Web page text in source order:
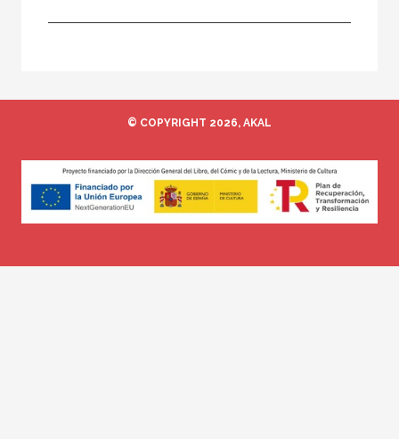
© COPYRIGHT 2026, AKAL